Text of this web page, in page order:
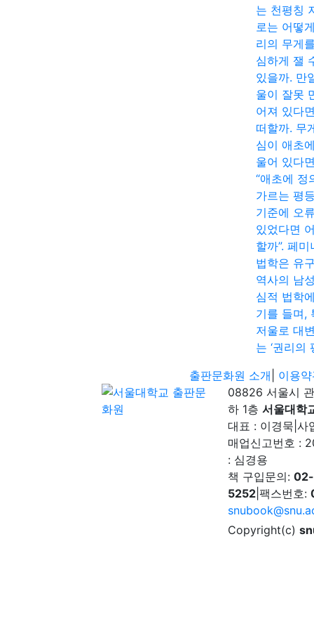
는 천평칭
로는 어떻
리의 무게
심하게 잴
있을까. 만
울이 잘못
어져 있다
떠할까. 무
심이 애초
울어 있다
“애초에 정
가르는 평
기준에 오
있었다면
할까”. 페미
법학은 유
역사의 남
심적 법학
기를 들며,
저울로 대
는 ‘권리의
출판문화원 소개
이용
08826 서울시
하 1층 서울대학
대표 : 이경묵 사
매업신고번호 :
: 심경용
책 구입문의:
5252 팩스번호:
Copyright(c)